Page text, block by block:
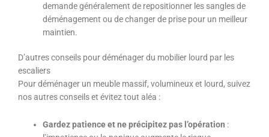
demande généralement de repositionner les sangles de
déménagement ou de changer de prise pour un meilleur
maintien.
D’autres conseils pour déménager du mobilier lourd par les
escaliers
Pour déménager un meuble massif, volumineux et lourd, suivez
nos autres conseils et évitez tout aléa :
Gardez patience et ne précipitez pas l’opération :